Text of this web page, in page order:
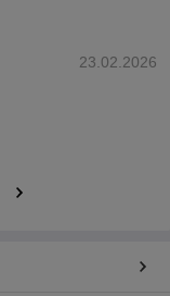
23.02.2026